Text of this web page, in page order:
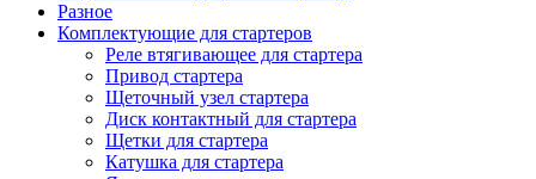
Разное
Комплектующие для стартеров
Реле втягивающее для стартера
Привод стартера
Щеточный узел стартера
Диск контактный для стартера
Щетки для стартера
Катушка для стартера